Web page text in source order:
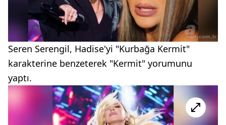
Seren Serengil, Hadise'yi "Kurbağa Kermit"
karakterine benzeterek "Kermit" yorumunu
yaptı.